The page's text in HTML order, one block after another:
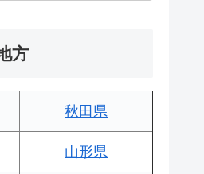
方
秋田県
山形県